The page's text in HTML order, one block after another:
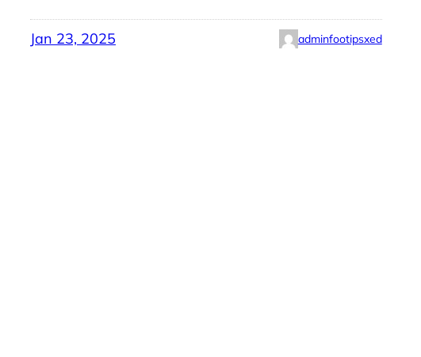
Jan 23, 2025 adminfootipsxed